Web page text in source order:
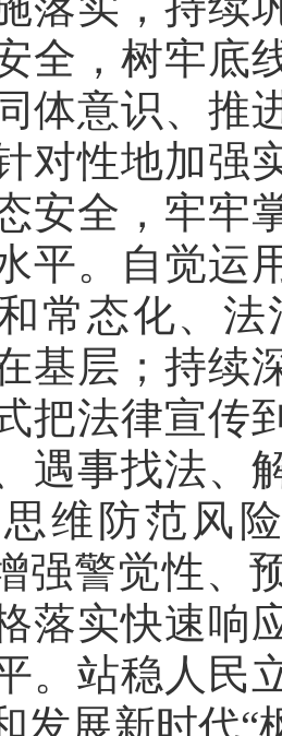
全，树牢底
体意识、推
对性地加强
安全，牢牢
平。自觉运
常态化、
基层；持续
把法律宣传
遇事找法、
维防范风
强警觉性、
落实快速响
。站稳人民
发展新时代“